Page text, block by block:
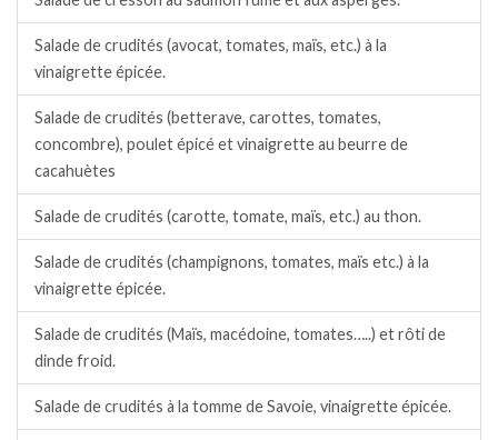
Salade de crudités (avocat, tomates, maïs, etc.) à la
vinaigrette épicée.
Salade de crudités (betterave, carottes, tomates,
concombre), poulet épicé et vinaigrette au beurre de
cacahuètes
Salade de crudités (carotte, tomate, maïs, etc.) au thon.
Salade de crudités (champignons, tomates, maïs etc.) à la
vinaigrette épicée.
Salade de crudités (Maïs, macédoine, tomates…..) et rôti de
dinde froid.
Salade de crudités à la tomme de Savoie, vinaigrette épicée.